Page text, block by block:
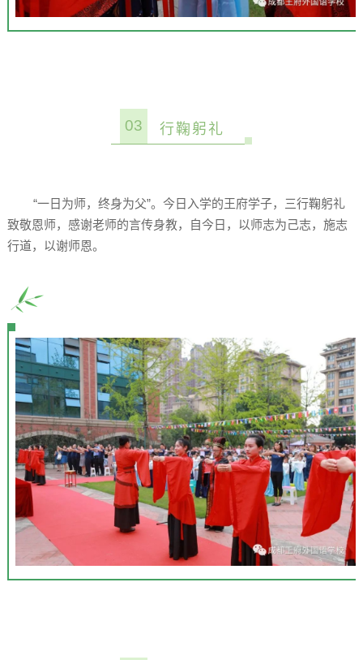
03 行鞠躬礼
“一日为师，终身为父”。今日入学的王府学子，三行鞠躬礼
致敬恩师，感谢老师的言传身教，自今日，以师志为己志，施志
行道，以谢师恩。